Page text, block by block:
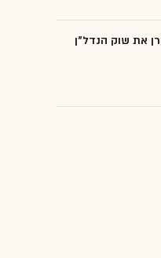
את שוק הנדל"ן